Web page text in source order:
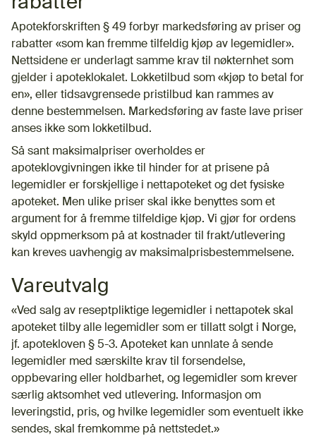
Apotekforskriften § 49 forbyr markedsføring av priser og
rabatter «som kan fremme tilfeldig kjøp av legemidler».
Nettsidene er underlagt samme krav til nøkternhet som
gjelder i apoteklokalet. Lokketilbud som «kjøp to betal for
en», eller tidsavgrensede pristilbud kan rammes av
denne bestemmelsen. Markedsføring av faste lave priser
anses ikke som lokketilbud.
Så sant maksimalpriser overholdes er
apoteklovgivningen ikke til hinder for at prisene på
legemidler er forskjellige i nettapoteket og det fysiske
apoteket. Men ulike priser skal ikke benyttes som et
argument for å fremme tilfeldige kjøp. Vi gjør for ordens
skyld oppmerksom på at kostnader til frakt/utlevering
kan kreves uavhengig av maksimalprisbestemmelsene.
Vareutvalg
«Ved salg av reseptpliktige legemidler i nettapotek skal
apoteket tilby alle legemidler som er tillatt solgt i Norge,
jf. apotekloven § 5-3. Apoteket kan unnlate å sende
legemidler med særskilte krav til forsendelse,
oppbevaring eller holdbarhet, og legemidler som krever
særlig aktsomhet ved utlevering. Informasjon om
leveringstid, pris, og hvilke legemidler som eventuelt ikke
sendes, skal fremkomme på nettstedet.»